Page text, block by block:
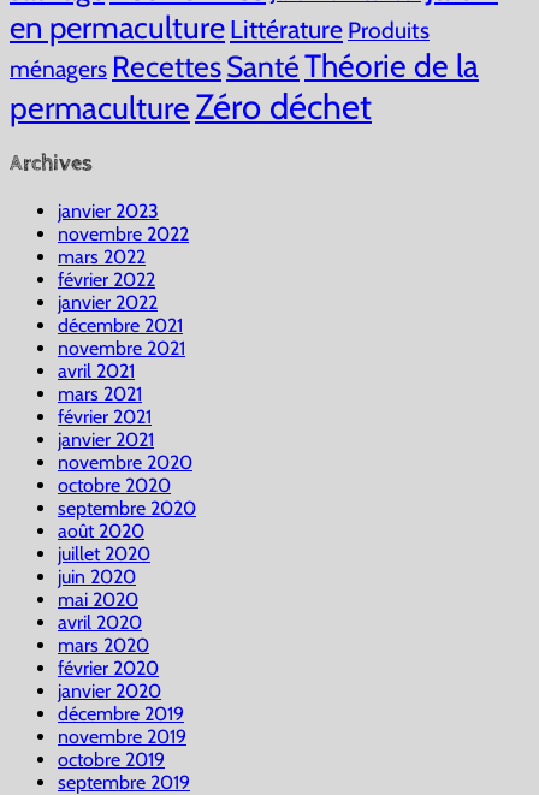
en permacultureLittérature Produits
ménagers RecettesSantéThéorie de la
permacultureZéro déchet
Archives
janvier 2023
novembre 2022
mars 2022
février 2022
janvier 2022
décembre 2021
novembre 2021
avril 2021
mars 2021
février 2021
janvier 2021
novembre 2020
octobre 2020
septembre 2020
août 2020
juillet 2020
juin 2020
mai 2020
avril 2020
mars 2020
février 2020
janvier 2020
décembre 2019
novembre 2019
octobre 2019
septembre 2019